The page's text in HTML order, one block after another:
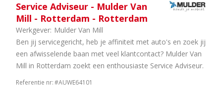
Automatisering
Universeel
garages
Opleiding
Importeurs
Carrosseriebouw
Camper
Service Adviseur - Mulder Van
Mill - Rotterdam - Rotterdam
Werkgever: Mulder Van Mill
Ben jij servicegericht, heb je affiniteit met auto's en zoek jij
een afwisselende baan met veel klantcontact? Mulder Van
Mill in Rotterdam zoekt een enthousiaste Service Adviseur.
Referentie nr:#AUWE64101